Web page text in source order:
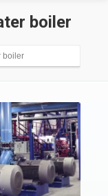
boiler
boiler